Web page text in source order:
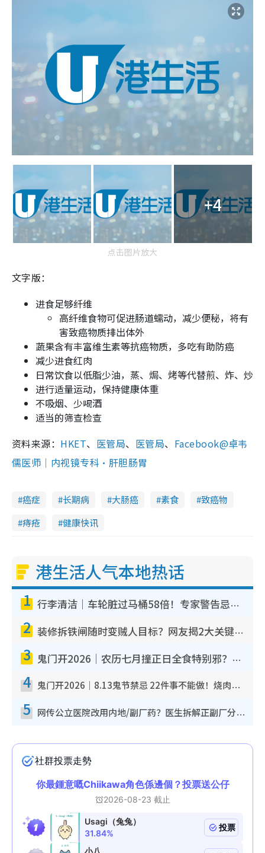
+4
点击图片放大
文字版：
进食足够纤维
高纤维食物可促进肠道蠕动，减少便秘，将有
害致癌物质排出体外
蔬果含有丰富维生素等抗癌物质，多吃有助防癌
减少进食红肉
日常饮食以低脂少油，蒸、焗、烤等代替煎、炸、炒
进行适量运动，保持健康体重
不吸烟、少喝酒
适当的筛查检查
资料来源： HKET、 医管局、 医管局、 Facebook@卓韦
儒医师｜内视镜专科・肝胆肠胃
癌症 长期病 大肠癌 素食
致癌物
痔疮
健康快讯
港生活人气本地热话
1 行李清洁｜车轮脏过马桶58倍！专家警告忌用酒精擦 教1招免脏手除菌
2 装修拆铁闸随时变贼人目标？网友揭2大关键用途：装新款等于白装？附新旧铁闸分别
3 鬼门开2026｜农历七月撞正日全食特别邪？专家警告切忌做一事！揭4大禁忌+2招保平安
4 鬼门开2026｜8.13鬼节禁忌 22件事不能做！烧肉、刺身要少食？半夜勿吹口哨/打给个电话
5 网传公立医院改用内地/副厂药？医生拆解正副厂分别，揭4类人换药随时出事